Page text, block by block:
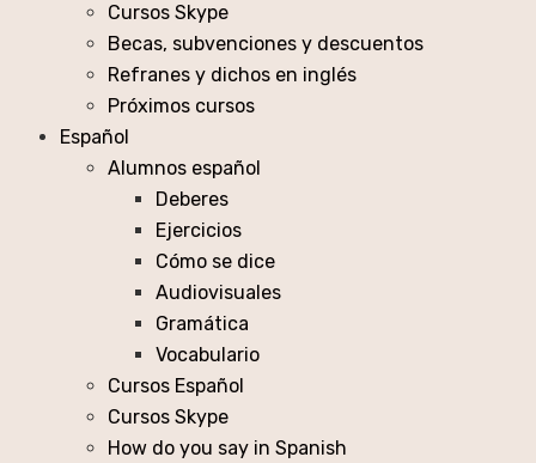
Cursos Skype
Becas, subvenciones y descuentos
Refranes y dichos en inglés
Próximos cursos
Español
Alumnos español
Deberes
Ejercicios
Cómo se dice
Audiovisuales
Gramática
Vocabulario
Cursos Español
Cursos Skype
How do you say in Spanish